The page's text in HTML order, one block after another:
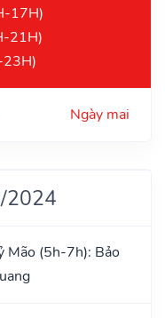
17H)
21H)
Ngày mai
2024
Mão (5h-7h): Bảo